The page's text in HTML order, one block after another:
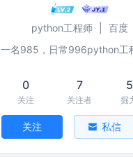
python工程师
百度
一名985，日常996python工
0
关注
7
关注者 掘
关注 私信